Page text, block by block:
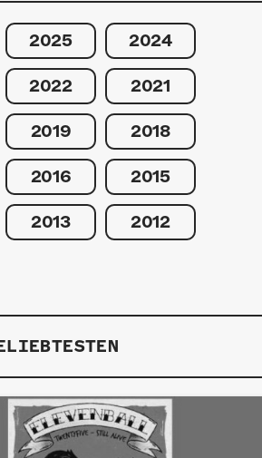
2025 2024
2022 2021
2019 2018
2016 2015
2013 2012